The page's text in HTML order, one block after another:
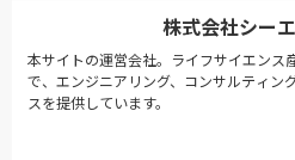
株式会社シー
本サイトの運営会社。ライフサイエンス
で、エンジニアリング、コンサルティン
スを提供しています。